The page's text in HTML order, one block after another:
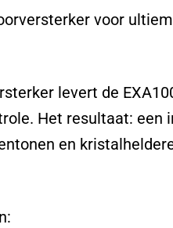
voor
levert de
Het resultaat: een
en